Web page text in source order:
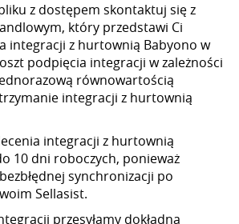
z dostępem skontaktuj się z
który przedstawi Ci
integracji z hurtownią Babyono w
podpięcia integracji w zależności
równowartością
integracji z hurtownią
integracji z hurtownią
10 dni roboczych, ponieważ
synchronizacji po
Sellasist.
przesyłamy dokładną